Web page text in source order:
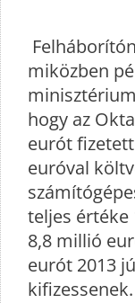
miközben
hogy az
eurót
euróval
teljes értéke
8,8 millió
eurót 2013
kifizessenek.